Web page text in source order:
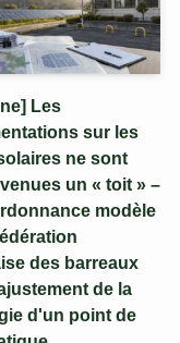
Les
sur les
ne sont
un « toit » –
modèle
des barreaux
de la
d'un point de